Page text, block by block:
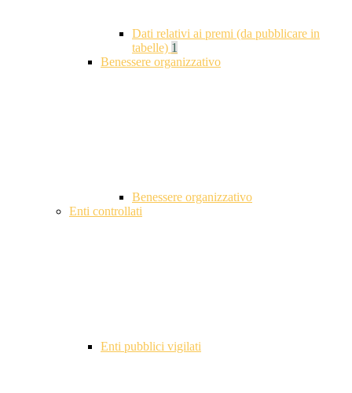
Dati relativi ai premi (da pubblicare in
tabelle) 1
Benessere organizzativo
Benessere organizzativo
Enti controllati
Enti pubblici vigilati